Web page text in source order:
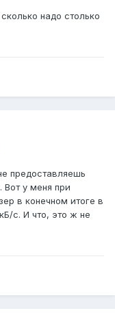
надо столько
предоставляешь
Вот у меня при
в конечном итоге в
с. И что, это ж не